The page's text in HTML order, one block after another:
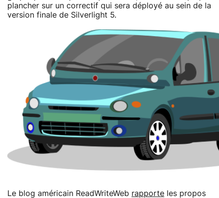
plancher sur un correctif qui sera déployé au sein de la
version finale de Silverlight 5.
Le blog américain ReadWriteWeb rapporte les propos